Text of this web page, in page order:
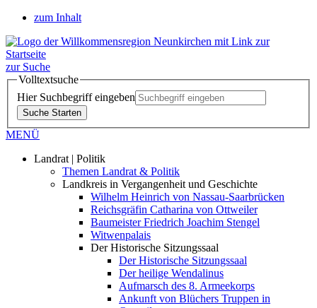
zum Inhalt
zur Suche
Volltextsuche
Hier Suchbegriff eingeben
Suche Starten
MENÜ
Landrat | Politik
Themen Landrat & Politik
Landkreis in Vergangenheit und Geschichte
Wilhelm Heinrich von Nassau-Saarbrücken
Reichsgräfin Catharina von Ottweiler
Baumeister Friedrich Joachim Stengel
Witwenpalais
Der Historische Sitzungssaal
Der Historische Sitzungssaal
Der heilige Wendalinus
Aufmarsch des 8. Armeekorps
Ankunft von Blüchers Truppen in